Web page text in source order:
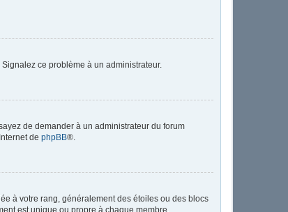
ce problème à un administrateur.
de demander à un administrateur du forum
de phpBB®.
à votre rang, généralement des étoiles ou des blocs
est unique ou propre à chaque membre.